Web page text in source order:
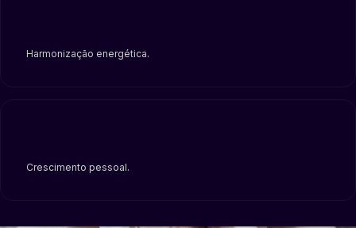
Harmonização energética.
Crescimento pessoal.